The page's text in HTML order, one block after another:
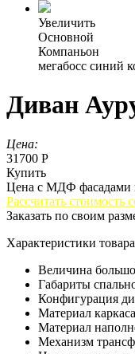
Увеличить
Основной
Компаньон
мегабосс синий
Диван
Цена:
31700 Р
Купить
Цена с МДФ фасадами
Рассчитать стоимость
Заказать по своим
Характеристики товара
Величина
Габариты
Конфигурация
Материал каркаса
Материал
Механизм